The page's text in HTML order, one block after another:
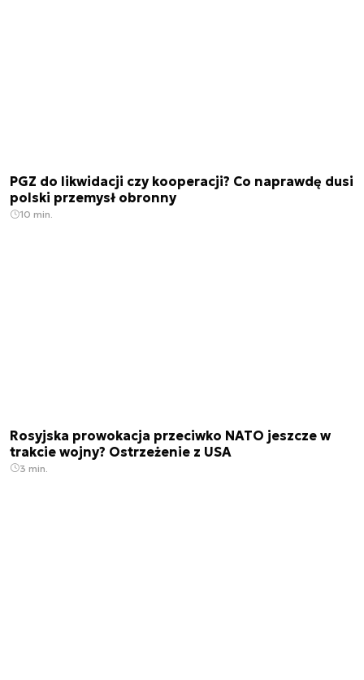
PGZ do likwidacji czy kooperacji? Co naprawdę dusi
polski przemysł obronny
10 min.
Rosyjska prowokacja przeciwko NATO jeszcze w
trakcie wojny? Ostrzeżenie z USA
3 min.